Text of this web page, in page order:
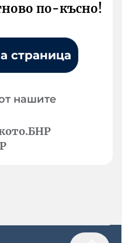
по-късно!
страница
нашите